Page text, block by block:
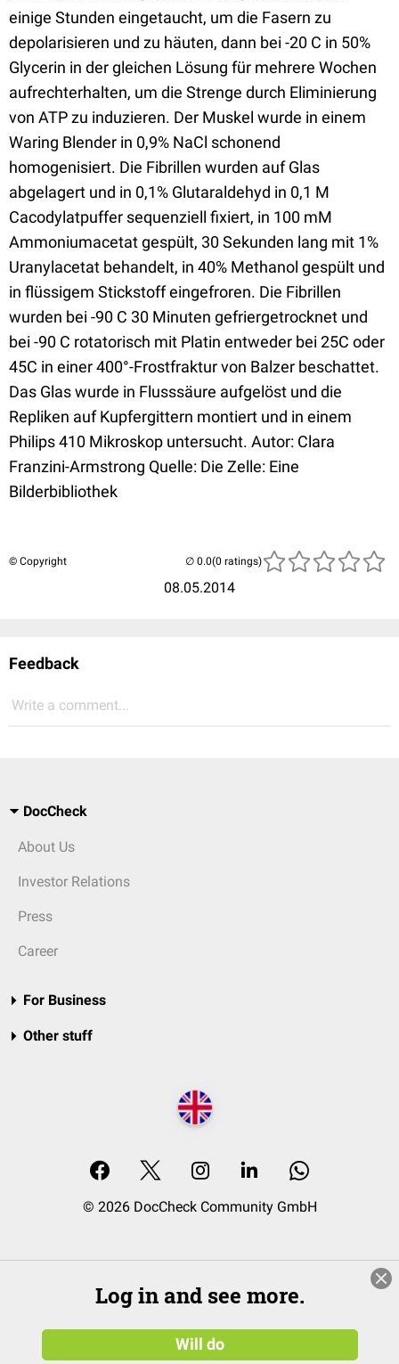
einige Stunden eingetaucht, um die Fasern zu
depolarisieren und zu häuten, dann bei -20 C in 50%
Glycerin in der gleichen Lösung für mehrere Wochen
aufrechterhalten, um die Strenge durch Eliminierung
von ATP zu induzieren. Der Muskel wurde in einem
Waring Blender in 0,9% NaCl schonend
homogenisiert. Die Fibrillen wurden auf Glas
abgelagert und in 0,1% Glutaraldehyd in 0,1 M
Cacodylatpuffer sequenziell fixiert, in 100 mM
Ammoniumacetat gespült, 30 Sekunden lang mit 1%
Uranylacetat behandelt, in 40% Methanol gespült und
in flüssigem Stickstoff eingefroren. Die Fibrillen
wurden bei -90 C 30 Minuten gefriergetrocknet und
bei -90 C rotatorisch mit Platin entweder bei 25C oder
45C in einer 400°-Frostfraktur von Balzer beschattet.
Das Glas wurde in Flusssäure aufgelöst und die
Repliken auf Kupfergittern montiert und in einem
Philips 410 Mikroskop untersucht. Autor: Clara
Franzini-Armstrong Quelle: Die Zelle: Eine
Bilderbibliothek
© Copyright
08.05.2014
(0 ratings)
Feedback
Write a comment...
DocCheck
About Us
Investor Relations
Press
Career
For Business
Other stuff
© 2026 DocCheck Community GmbH
Log in and see more.
Will do